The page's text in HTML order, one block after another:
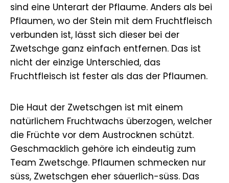
sind eine Unterart der Pflaume. Anders als bei
Pflaumen, wo der Stein mit dem Fruchtfleisch
verbunden ist, lässt sich dieser bei der
Zwetschge ganz einfach entfernen. Das ist
nicht der einzige Unterschied, das
Fruchtfleisch ist fester als das der Pflaumen.
Die Haut der Zwetschgen ist mit einem
natürlichem Fruchtwachs überzogen, welcher
die Früchte vor dem Austrocknen schützt.
Geschmacklich gehöre ich eindeutig zum
Team Zwetschge. Pflaumen schmecken nur
süss, Zwetschgen eher säuerlich-süss. Das